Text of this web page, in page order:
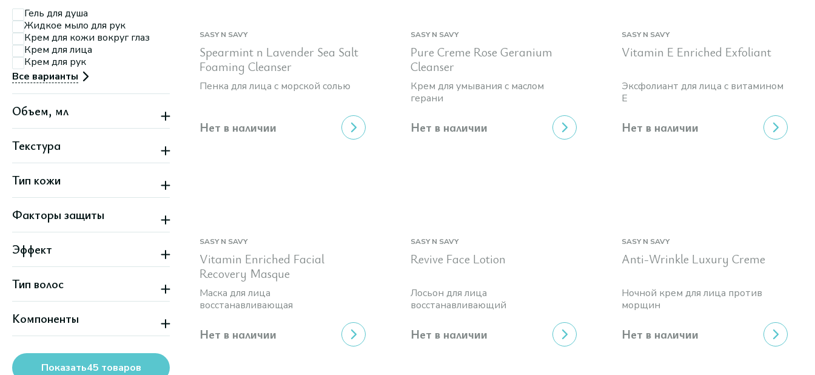
Гель для душа
Жидкое мыло для рук
Крем для кожи вокруг глаз
Крем для лица
Крем для рук
Все варианты
Объем, мл
Текстура
Гелевая
Жидкая
Тип кожи
Все типы кожи
Жирная
Комбинированная
Проблемная
Все варианты
Факторы защиты
SPF до 20
Эффект
Антивозрастной
Блеск
Детокс
Все варианты
Тип волос
Все типы волос
Компоненты
Витамин A
Витамин C
Витамин E
Показать45 товаров
SASY N SAVY
Spearmint n Lavender Sea Salt
Foaming Cleanser
Пенка для лица с морской солью
Нет в наличии
SASY N SAVY
Pure Creme Rose Geranium
Cleanser
Крем для умывания с маслом
герани
Нет в наличии
SASY N SAVY
Vitamin Е Enriched Exfoliant
Эксфолиант для лица с витамином
E
Нет в наличии
SASY N SAVY
Vitamin Enriched Facial
Recovery Masque
Маска для лица
восстанавливающая
Нет в наличии
SASY N SAVY
Revive Face Lotion
Лосьон для лица
восстанавливающий
Нет в наличии
SASY N SAVY
Anti-Wrinkle Luxury Creme
Ночной крем для лица против
морщин
Нет в наличии